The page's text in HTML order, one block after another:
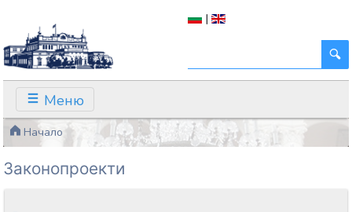
|
Меню
Начало
Законопроекти